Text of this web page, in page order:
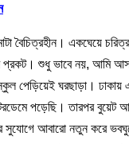
বৈচিত্রহীন। একঘেয়ে
প্রকট। শুধু ভাবে নয়, আমি
পেড়িয়েই ঘরছাড়া। ঢাকায়
পড়েছি। তারপর বুয়েট
সুযোগে আবারো নতুন করে